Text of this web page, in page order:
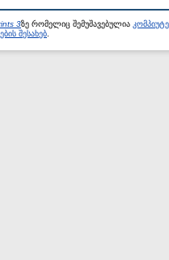
3ზე რომელიც შემუშავებულია
შესახებ.